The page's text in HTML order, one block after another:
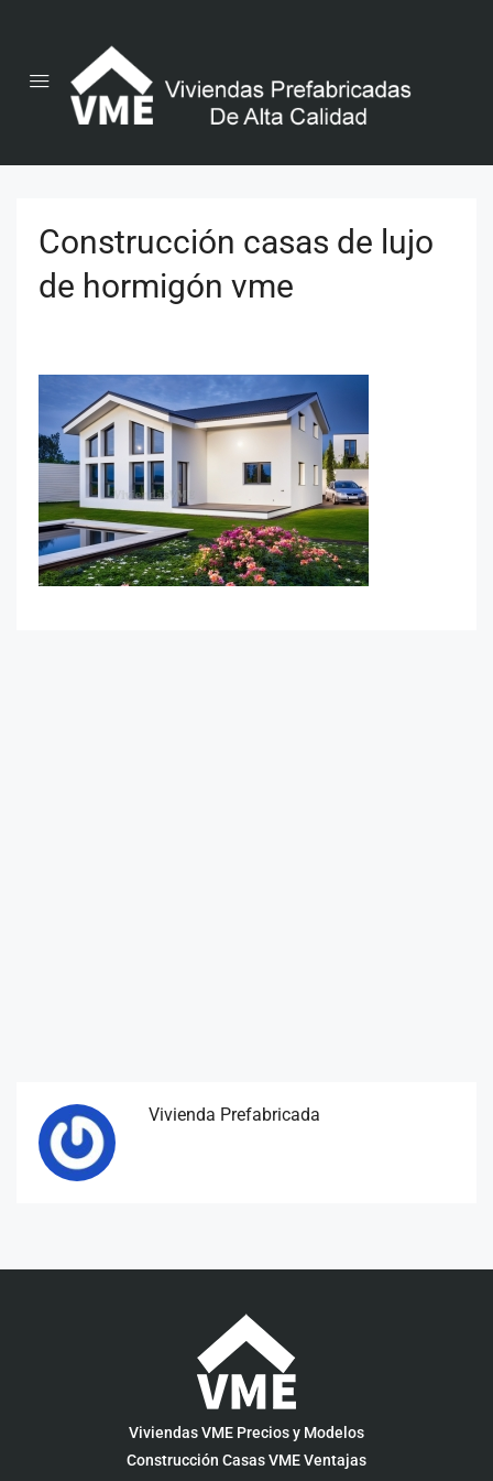
Construcción casas de lujo
de hormigón vme
Vivienda Prefabricada
Viviendas VME Precios y Modelos
Construcción Casas VME Ventajas